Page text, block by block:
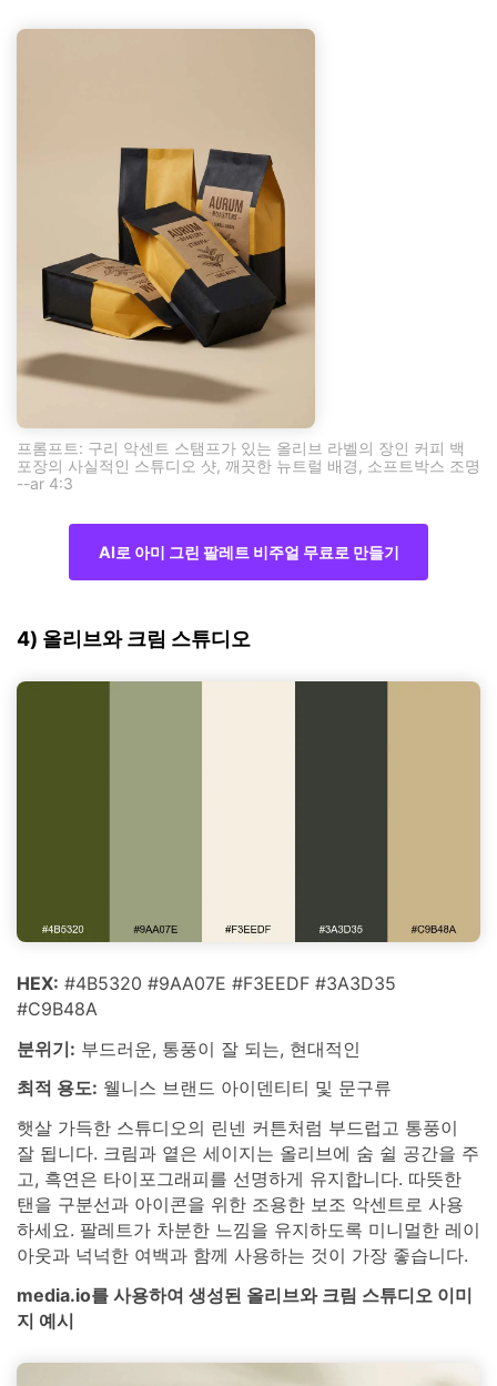
프롬프트: 구리 악센트 스탬프가 있는 올리브 라벨의 장인 커피 백
포장의 사실적인 스튜디오 샷, 깨끗한 뉴트럴 배경, 소프트박스 조명
--ar 4:3
AI로 아미 그린 팔레트 비주얼 무료로 만들기
4) 올리브와 크림 스튜디오
HEX: #4B5320 #9AA07E #F3EEDF #3A3D35
#C9B48A
분위기: 부드러운, 통풍이 잘 되는, 현대적인
최적 용도: 웰니스 브랜드 아이덴티티 및 문구류
햇살 가득한 스튜디오의 린넨 커튼처럼 부드럽고 통풍이
잘 됩니다. 크림과 옅은 세이지는 올리브에 숨 쉴 공간을 주
고, 흑연은 타이포그래피를 선명하게 유지합니다. 따뜻한
탠을 구분선과 아이콘을 위한 조용한 보조 악센트로 사용
하세요. 팔레트가 차분한 느낌을 유지하도록 미니멀한 레이
아웃과 넉넉한 여백과 함께 사용하는 것이 가장 좋습니다.
media.io를 사용하여 생성된 올리브와 크림 스튜디오 이미
지 예시